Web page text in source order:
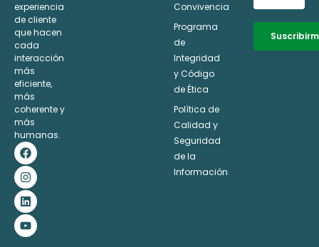
experiencia
de cliente
que hacen
cada
interacción
más
eficiente,
más
coherente y
más
humanas.
F
a
c
e
b
o
o
k
I
n
s
t
a
g
r
a
m
L
i
n
k
e
d
i
n
Y
o
u
t
u
b
e
Convivencia
Programa
de
Integridad
y Código
de Ética
Política de
Calidad y
Seguridad
de la
Información